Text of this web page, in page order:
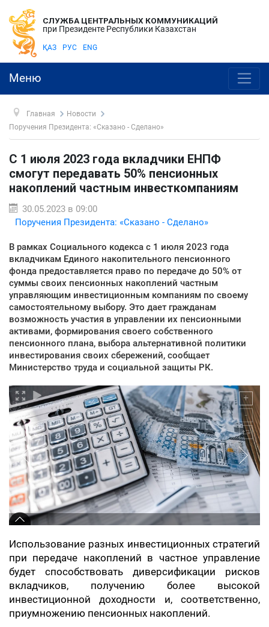
СЛУЖБА ЦЕНТРАЛЬНЫХ КОММУНИКАЦИЙ
при Президенте Республики Казахстан
ҚАЗ РУС ENG
Меню
Главная
Новости
Поручения Президента: «Сказано - Сделано»
С 1 июля 2023 года вкладчики ЕНПФ
смогут передавать 50% пенсионных
накоплений частным инвесткомпаниям
30.05.2023 в 09:00
Поручения Президента: «Сказано - Сделано»
В рамках Социального кодекса с 1 июля 2023 года
вкладчикам Единого накопительного пенсионного
фонда предоставляется право по передаче до 50% от
суммы своих пенсионных накоплений частным
управляющим инвестиционным компаниям по своему
самостоятельному выбору. Это дает гражданам
возможность участия в управлении их пенсионными
активами, формирования своего собственного
пенсионного плана, выбора альтернативной политики
инвестирования своих сбережений, сообщает
Министерство труда и социальной защиты РК.
Использование разных инвестиционных стратегий
при передаче накоплений в частное управление
будет способствовать диверсификации рисков
вкладчиков, получению более высокой
инвестиционной доходности и, соответственно,
приумножению пенсионных накоплений.